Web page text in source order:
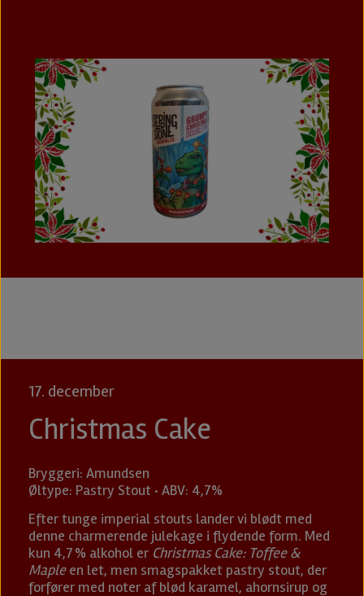
17. december
Christmas Cake
Bryggeri: Amundsen
Øltype: Pastry Stout · ABV: 4,7%
Efter tunge imperial stouts lander vi blødt med
denne charmerende julekage i flydende form. Med
kun 4,7 % alkohol er Christmas Cake: Toffee &
Mapleen let, men smagspakket pastry stout, der
forfører med noter af blød karamel, ahornsirup og